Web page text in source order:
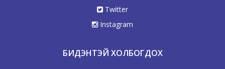
Twitter
Instagram
БИДЭНТЭЙ ХОЛБОГДОХ